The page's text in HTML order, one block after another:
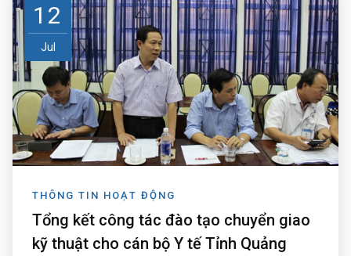
12
Jul
THÔNG TIN HOẠT ĐỘNG
Tổng kết công tác đào tạo chuyển giao
kỹ thuật cho cán bộ Y tế Tỉnh Quảng